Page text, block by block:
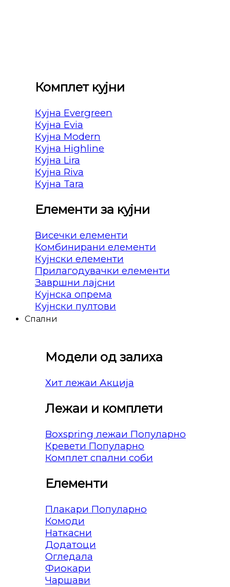
Комплет кујни
Кујна Evergreen
Кујна Evia
Кујна Modern
Кујна Highline
Кујна Lira
Кујна Riva
Кујна Tara
Елементи за кујни
Висечки елементи
Комбинирани елементи
Кујнски елементи
Прилагодувачки елементи
Завршни лајсни
Кујнска опрема
Кујнски пултови
Спални
Модели од залиха
Хит лежаи
Лежаи и комплети
Boxspring лежаи
Кревети
Комплет спални соби
Елементи
Плакари
Комоди
Наткасни
Додатоци
Огледала
Фиокари
Чаршави